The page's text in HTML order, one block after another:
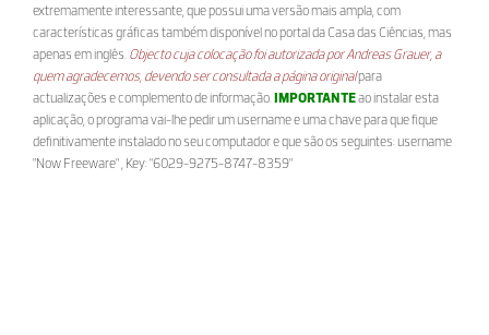
extremamente interessante, que possui uma versão mais ampla, com
características gráficas também disponível no portal da Casa das Ciências, mas
apenas em inglês. Objecto cuja colocação foi autorizada por Andreas Grauer, a
quem agradecemos, devendo ser consultada a página originalpara
actualizações e complemento de informação. IMPORTANTEao instalar esta
aplicação, o programa vai-lhe pedir um username e uma chave para que fique
definitivamente instalado no seu computador e que são os seguintes: username
"Now Freeware" , Key: "6029-9275-8747-8359"